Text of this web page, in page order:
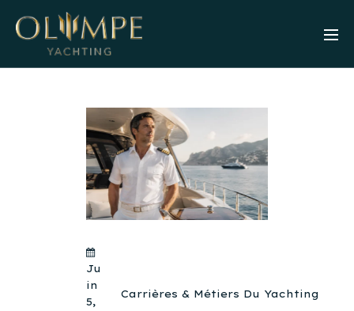
Ju
In
5,
Carrières & Métiers Du Yachting